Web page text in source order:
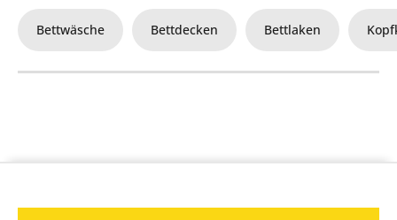
Bettwäsche Bettdecken Bettlaken